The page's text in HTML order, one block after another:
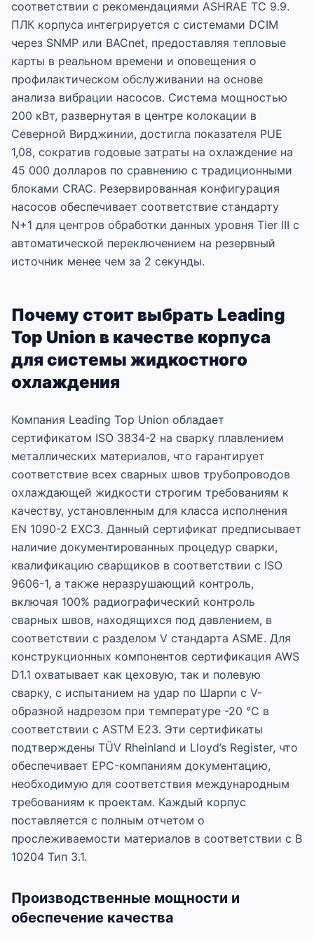
соответствии с рекомендациями ASHRAE TC 9.9.
ПЛК корпуса интегрируется с системами DCIM
через SNMP или BACnet, предоставляя тепловые
карты в реальном времени и оповещения о
профилактическом обслуживании на основе
анализа вибрации насосов. Система мощностью
200 кВт, развернутая в центре колокации в
Северной Вирджинии, достигла показателя PUE
1,08, сократив годовые затраты на охлаждение на
45 000 долларов по сравнению с традиционными
блоками CRAC. Резервированная конфигурация
насосов обеспечивает соответствие стандарту
N+1 для центров обработки данных уровня Tier III с
автоматической переключением на резервный
источник менее чем за 2 секунды.
Почему стоит выбрать Leading
Top Union в качестве корпуса
для системы жидкостного
охлаждения
Компания Leading Top Union обладает
сертификатом ISO 3834-2 на сварку плавлением
металлических материалов, что гарантирует
соответствие всех сварных швов трубопроводов
охлаждающей жидкости строгим требованиям к
качеству, установленным для класса исполнения
EN 1090-2 EXC3. Данный сертификат предписывает
наличие документированных процедур сварки,
квалификацию сварщиков в соответствии с ISO
9606-1, а также неразрушающий контроль,
включая 100% радиографический контроль
сварных швов, находящихся под давлением, в
соответствии с разделом V стандарта ASME. Для
конструкционных компонентов сертификация AWS
D1.1 охватывает как цеховую, так и полевую
сварку, с испытанием на удар по Шарпи с V-
образной надрезом при температуре -20 °C в
соответствии с ASTM E23. Эти сертификаты
подтверждены TÜV Rheinland и Lloyd’s Register, что
обеспечивает EPC-компаниям документацию,
необходимую для соответствия международным
требованиям к проектам. Каждый корпус
поставляется с полным отчетом о
прослеживаемости материалов в соответствии с В
10204 Тип 3.1.
Производственные мощности и
обеспечение качества